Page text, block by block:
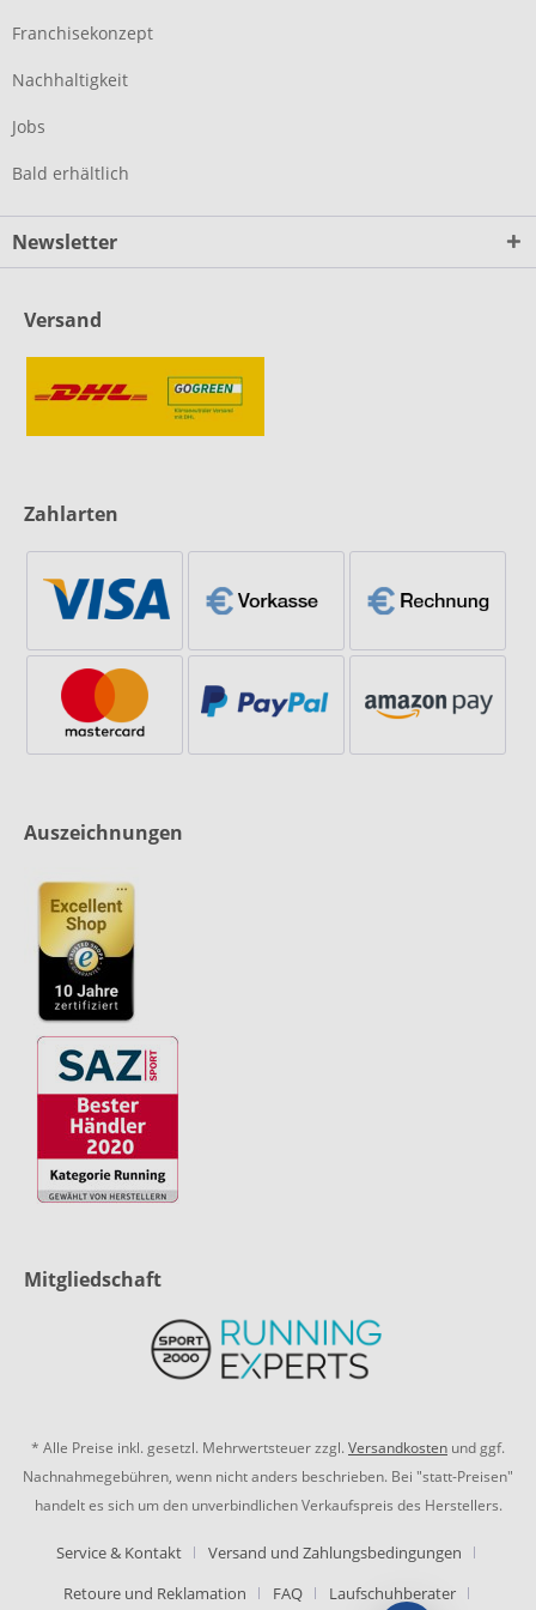
Franchisekonzept
Nachhaltigkeit
Jobs
Bald erhältlich
Newsletter
Versand
Zahlarten
Auszeichnungen
Mitgliedschaft
* Alle Preise inkl. gesetzl. Mehrwertsteuer zzgl. Versandkosten und ggf.
Nachnahmegebühren, wenn nicht anders beschrieben. Bei "statt-Preisen"
handelt es sich um den unverbindlichen Verkaufspreis des Herstellers.
Service & Kontakt
Versand und Zahlungsbedingungen
Retoure und Reklamation
FAQ Laufschuhberater